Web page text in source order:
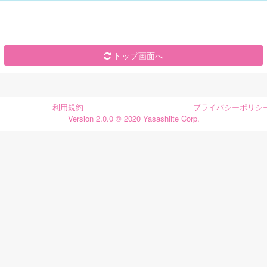
トップ画面へ
利用規約 プライバシーポリシ
Version 2.0.0 © 2020 Yasashiite Corp.